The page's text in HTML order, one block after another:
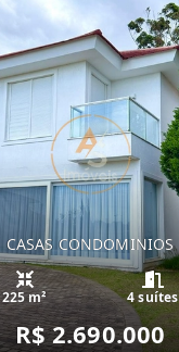
CASAS CONDOMINIOS
225 m² 4 suítes
R$ 2.690.000